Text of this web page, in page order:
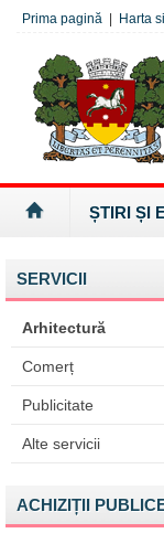
Prima pagină Harta
ȘTIRI ȘI
SERVICII
Arhitectură
Comerț
Publicitate
Alte servicii
ACHIZIȚII